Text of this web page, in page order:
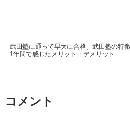
武田塾に通って早大に合格、武田塾の特
1年間で感じたメリット・デメリット
コメント